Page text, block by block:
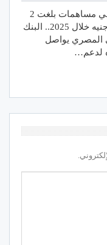
بإجمالي مساهمات بلغت 2
مليار جنيه خلال 2025.. البنك
المصري يواصل
لدعم…